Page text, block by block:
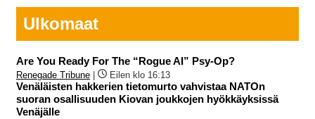
Ulkomaat
Are You Ready For The “Rogue AI” Psy-Op?
Renegade Tribune | Eilen klo 16:13
Venäläisten hakkerien tietomurto vahvistaa NATOn
suoran osallisuuden Kiovan joukkojen hyökkäyksissä
Venäjälle